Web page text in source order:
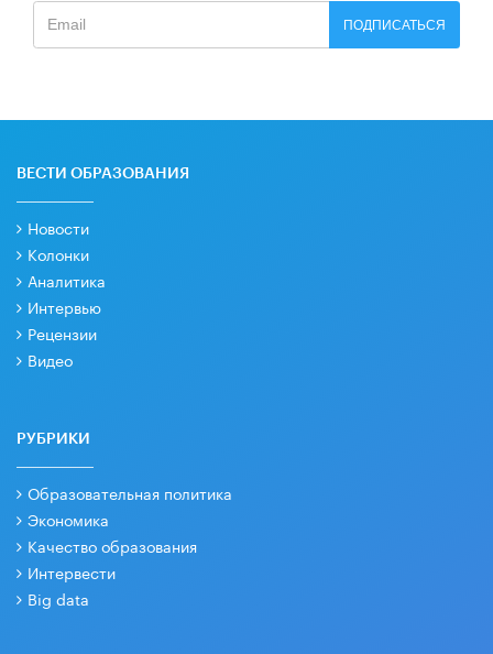
ПОДПИСАТЬСЯ
ВЕСТИ ОБРАЗОВАНИЯ
Новости
Колонки
Аналитика
Интервью
Рецензии
Видео
РУБРИКИ
Образовательная политика
Экономика
Качество образования
Интервести
Big data